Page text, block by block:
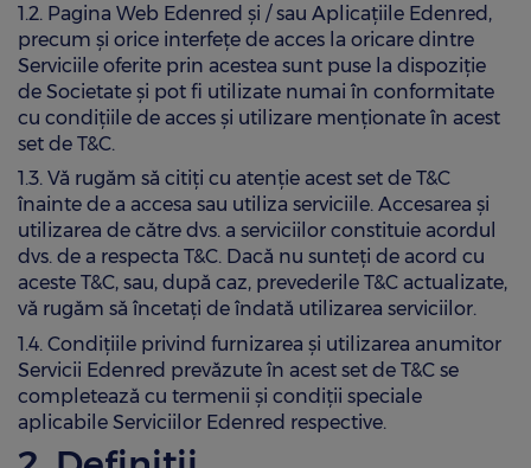
1.2. Pagina Web Edenred și / sau Aplicațiile Edenred,
precum și orice interfețe de acces la oricare dintre
Serviciile oferite prin acestea sunt puse la dispoziție
de Societate și pot fi utilizate numai în conformitate
cu condițiile de acces și utilizare menționate în acest
set de T&C.
1.3. Vă rugăm să citiți cu atenție acest set de T&C
înainte de a accesa sau utiliza serviciile. Accesarea și
utilizarea de către dvs. a serviciilor constituie acordul
dvs. de a respecta T&C. Dacă nu sunteți de acord cu
aceste T&C, sau, după caz, prevederile T&C actualizate,
vă rugăm să încetați de îndată utilizarea serviciilor.
1.4. Condițiile privind furnizarea și utilizarea anumitor
Servicii Edenred prevăzute în acest set de T&C se
completează cu termenii și condiții speciale
aplicabile Serviciilor Edenred respective.